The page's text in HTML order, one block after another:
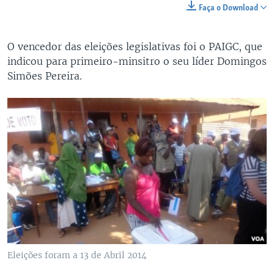
Faça o Download
O vencedor das eleições legislativas foi o PAIGC, que
indicou para primeiro-minsitro o seu líder Domingos
Simões Pereira.
Eleições foram a 13 de Abril 2014